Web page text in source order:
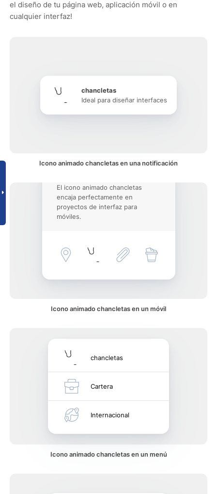
el diseño de tu página web, aplicación móvil o en
cualquier interfaz!
chancletas
Ideal para diseñar interfaces
Icono animado chancletas en una notificación
El icono animado chancletas
encaja perfectamente en
proyectos de interfaz para
móviles.
Icono animado chancletas en un móvil
chancletas
Cartera
Internacional
Icono animado chancletas en un menú